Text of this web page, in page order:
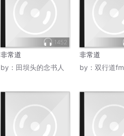
1452
非常道
by： 田坝头的念书人
非常道
by： 双行道fm